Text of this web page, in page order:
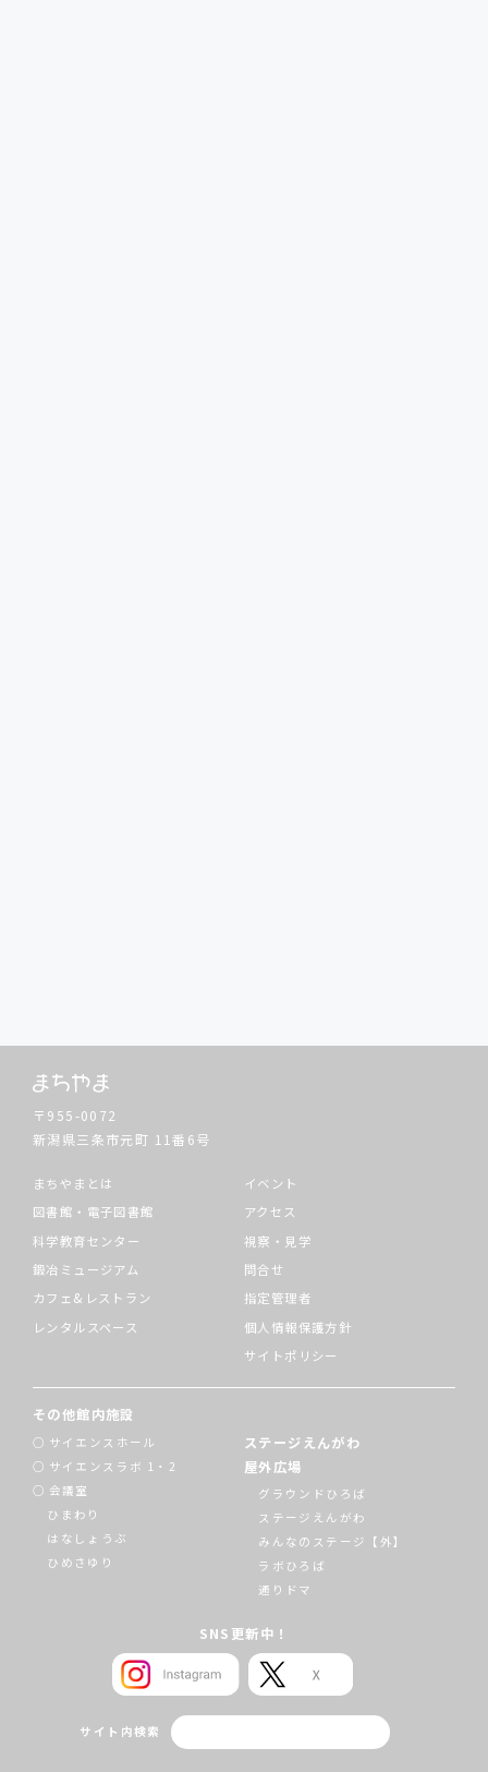
〒955-0072
新潟県三条市元町 11番6号
まちやまとは
図書館・電子図書館
科学教育センター
鍛冶ミュージアム
カフェ&レストラン
レンタルスペース
イベント
アクセス
視察・見学
問合せ
指定管理者
個人情報保護方針
サイトポリシー
その他館内施設
サイエンスホール
サイエンスラボ 1・2
会議室
ひまわり
はなしょうぶ
ひめさゆり
ステージえんがわ
屋外広場
グラウンドひろば
ステージえんがわ
みんなのステージ【外】
ラボひろば
通りドマ
SNS更新中！
サイト内検索